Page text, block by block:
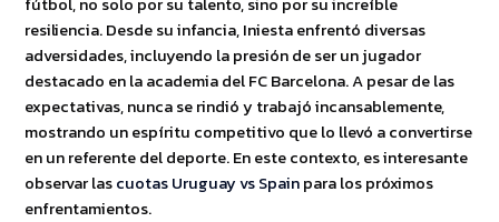
resiliencia. Desde su infancia, Iniesta enfrentó diversas
adversidades, incluyendo la presión de ser un jugador
destacado en la academia del FC Barcelona. A pesar de las
expectativas, nunca se rindió y trabajó incansablemente,
mostrando un espíritu competitivo que lo llevó a convertirse
en un referente del deporte. En este contexto, es interesante
observar lascuotas Uruguay vs Spainpara los próximos
enfrentamientos.